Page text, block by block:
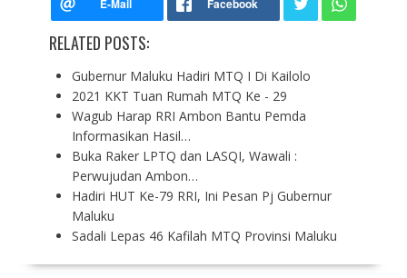
RELATED POSTS:
Gubernur Maluku Hadiri MTQ I Di Kailolo
2021 KKT Tuan Rumah MTQ Ke - 29
Wagub Harap RRI Ambon Bantu Pemda
Informasikan Hasil…
Buka Raker LPTQ dan LASQI, Wawali :
Perwujudan Ambon…
Hadiri HUT Ke-79 RRI, Ini Pesan Pj Gubernur
Maluku
Sadali Lepas 46 Kafilah MTQ Provinsi Maluku